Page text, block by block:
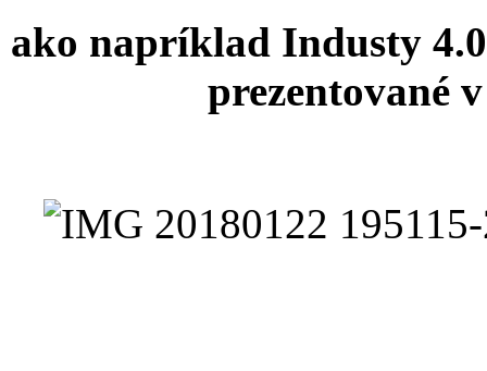
ako napríklad Industy
prezentované